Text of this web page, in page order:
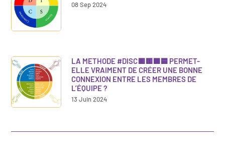
08 Sep 2024
LA METHODE #DISC🟥🟨🟩🟦 PERMET-
ELLE VRAIMENT DE CRÉER UNE BONNE
CONNEXION ENTRE LES MEMBRES DE
L’ÉQUIPE ?
13 Juin 2024